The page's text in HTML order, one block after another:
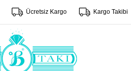
Ücretsiz Kargo Kargo Takibi